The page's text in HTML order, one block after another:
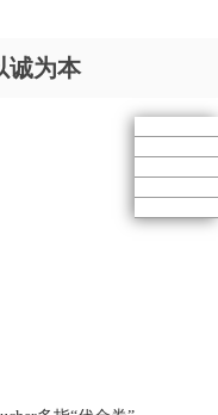
诚为本